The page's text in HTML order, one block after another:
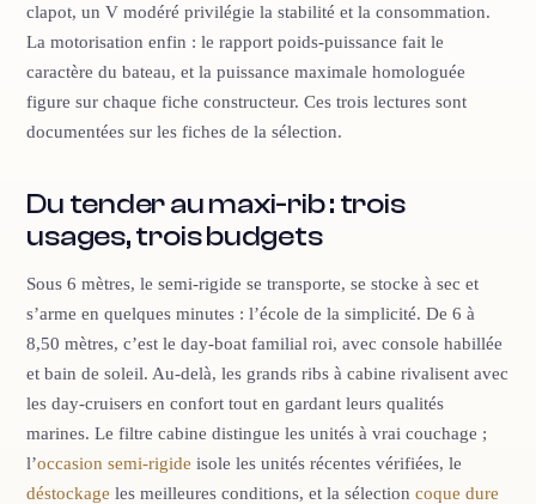
clapot, un V modéré privilégie la stabilité et la consommation.
La motorisation enfin : le rapport poids-puissance fait le
caractère du bateau, et la puissance maximale homologuée
figure sur chaque fiche constructeur. Ces trois lectures sont
documentées sur les fiches de la sélection.
Du tender au maxi-rib : trois
usages, trois budgets
Sous 6 mètres, le semi-rigide se transporte, se stocke à sec et
s’arme en quelques minutes : l’école de la simplicité. De 6 à
8,50 mètres, c’est le day-boat familial roi, avec console habillée
et bain de soleil. Au-delà, les grands ribs à cabine rivalisent avec
les day-cruisers en confort tout en gardant leurs qualités
marines. Le filtre cabine distingue les unités à vrai couchage ;
l’occasion semi-rigide isole les unités récentes vérifiées, le
déstockage les meilleures conditions, et la sélectioncoque dure